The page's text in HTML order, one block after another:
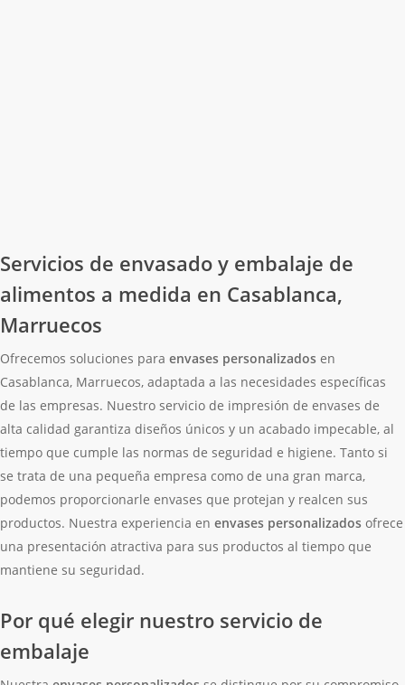
Servicios de envasado y embalaje de
alimentos a medida en Casablanca,
Marruecos
Ofrecemos soluciones paraenvases personalizados en
Casablanca, Marruecos, adaptada a las necesidades específicas
de las empresas. Nuestro servicio de impresión de envases de
alta calidad garantiza diseños únicos y un acabado impecable, al
tiempo que cumple las normas de seguridad e higiene. Tanto si
se trata de una pequeña empresa como de una gran marca,
podemos proporcionarle envases que protejan y realcen sus
productos. Nuestra experiencia enenvases personalizados ofrece
una presentación atractiva para sus productos al tiempo que
mantiene su seguridad.
Por qué elegir nuestro servicio de
embalaje